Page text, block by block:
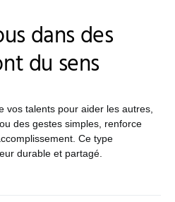
dans des
du sens
vos talents pour aider les autres,
des gestes simples, renforce
Ce type
durable et partagé.